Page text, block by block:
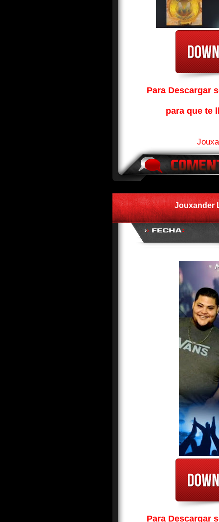
Para Descargar
para que te
Jouxander
Para Descargar